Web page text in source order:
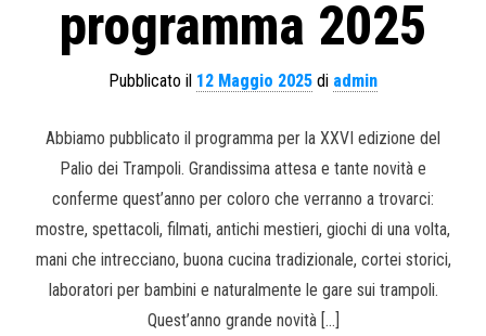
programma 2025
Pubblicato il 12 Maggio 2025 di admin
Abbiamo pubblicato il programma per la XXVI edizione del
Palio dei Trampoli. Grandissima attesa e tante novità e
conferme quest’anno per coloro che verranno a trovarci:
mostre, spettacoli, filmati, antichi mestieri, giochi di una volta,
mani che intrecciano, buona cucina tradizionale, cortei storici,
laboratori per bambini e naturalmente le gare sui trampoli.
Quest’anno grande novità […]